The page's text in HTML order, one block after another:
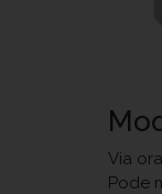
Via
Pode